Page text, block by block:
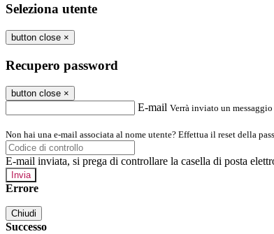
Seleziona utente
button close ×
Recupero password
button close ×
E-mail Verrà inviato un
Non hai una e-mail associata al nome utente? Effettua il reset della
E-mail inviata, si prega di controllare la casella di posta
Errore
Chiudi
Successo